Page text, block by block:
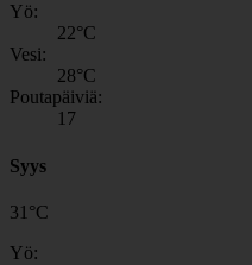
Yö:
22°C
Vesi:
28°C
Poutapäiviä:
17
Syys
31 °C
Yö: